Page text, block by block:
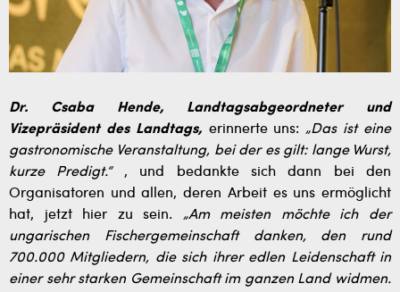
Dr. Csaba Hende, Landtagsabgeordneter und
Vizepräsident des Landtags, erinnerte uns: „Das ist eine
gastronomische Veranstaltung, bei der es gilt: lange Wurst,
kurze Predigt.“, und bedankte sich dann bei den
Organisatoren und allen, deren Arbeit es uns ermöglicht
hat, jetzt hier zu sein. „Am meisten möchte ich der
ungarischen Fischergemeinschaft danken, den rund
700.000 Mitgliedern, die sich ihrer edlen Leidenschaft in
einer sehr starken Gemeinschaft im ganzen Land widmen.